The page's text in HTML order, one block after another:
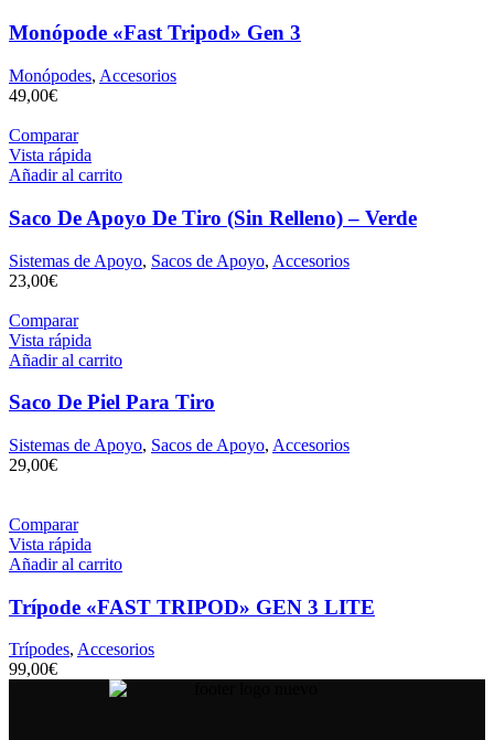
Monópode «Fast Tripod» Gen 3
Monópodes, Accesorios
49,00€
Comparar
Vista rápida
Añadir al carrito
Saco De Apoyo De Tiro (Sin Relleno) – Verde
Sistemas de Apoyo, Sacos de Apoyo, Accesorios
23,00€
Comparar
Vista rápida
Añadir al carrito
Saco De Piel Para Tiro
Sistemas de Apoyo, Sacos de Apoyo, Accesorios
29,00€
Comparar
Vista rápida
Añadir al carrito
Trípode «FAST TRIPOD» GEN 3 LITE
Trípodes, Accesorios
99,00€